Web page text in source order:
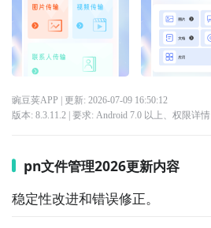
豌豆荚APP | 更新: 2026-07-09 16:50:12
版本: 8.3.11.2| 要求: Android 7.0 以上、 权限详情
pn文件管理2026更新内容
稳定性改进和错误修正。